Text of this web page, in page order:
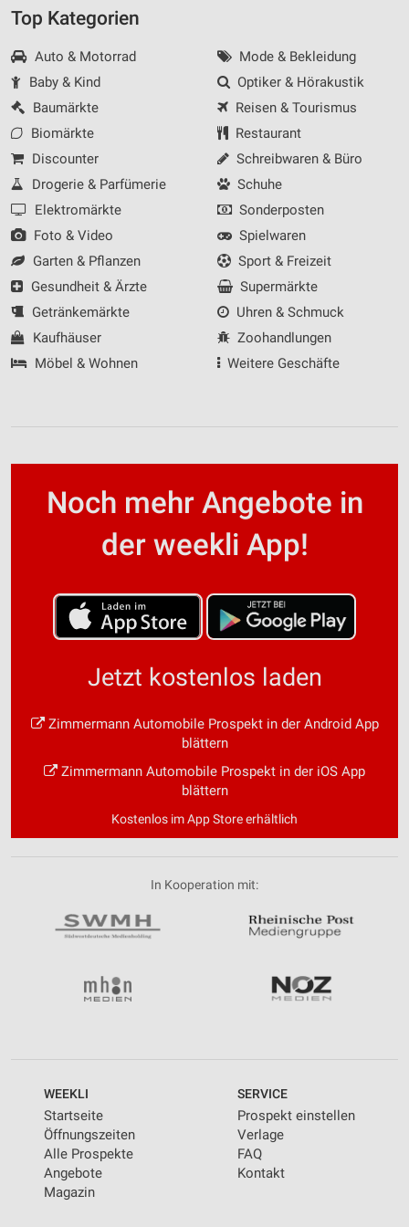
Top Kategorien
Auto & Motorrad
Baby & Kind
Baumärkte
Biomärkte
Discounter
Drogerie & Parfümerie
Elektromärkte
Foto & Video
Garten & Pflanzen
Gesundheit & Ärzte
Getränkemärkte
Kaufhäuser
Möbel & Wohnen
Mode & Bekleidung
Optiker & Hörakustik
Reisen & Tourismus
Restaurant
Schreibwaren & Büro
Schuhe
Sonderposten
Spielwaren
Sport & Freizeit
Supermärkte
Uhren & Schmuck
Zoohandlungen
Weitere Geschäfte
Noch mehr Angebote in
der weekli App!
Jetzt kostenlos laden
Zimmermann Automobile Prospekt in der Android App
blättern
Zimmermann Automobile Prospekt in der iOS App
blättern
Kostenlos im App Store erhältlich
In Kooperation mit:
WEEKLI
Startseite
Öffnungszeiten
Alle Prospekte
Angebote
Magazin
SERVICE
Prospekt einstellen
Verlage
FAQ
Kontakt
Messung der Werbeleistung
Messung der Performance von Inhalten
Analyse von Zielgruppen durch Statistiken oder
Quellen
Verwendung reduzierter Daten zur Auswahl von
IAB-Besonderheiten:
Verwendung genauer Standortdaten
Geräte anhand von aktiv angeforderten
Informationen identifizieren
Nicht-IAB-Verarbeitungszwecke:
Werbung